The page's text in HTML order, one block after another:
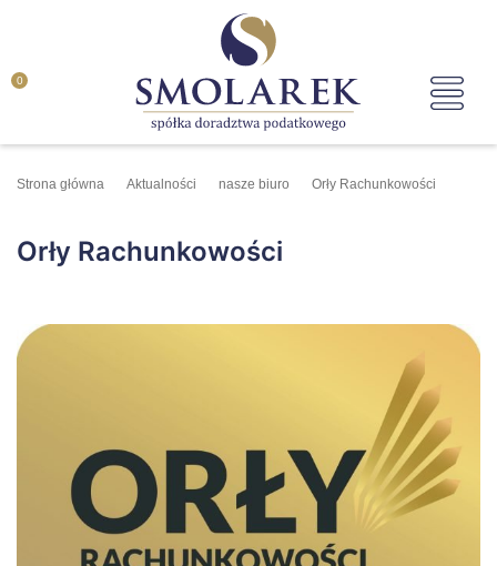
0
Strona główna Aktualności nasze biuro Orły Rachunkowości
Orły Rachunkowości